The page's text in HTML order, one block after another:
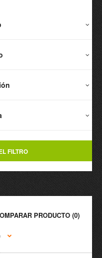
FILTRO
PRODUCTO (0)